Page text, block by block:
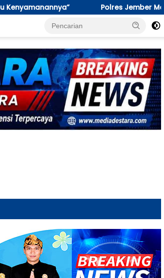
Polres Jember Masifkan Edukasi Berkendara